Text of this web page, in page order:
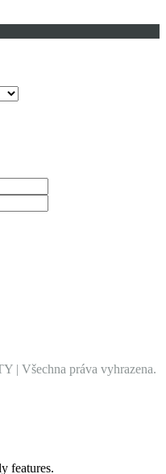
| Všechna práva vyhrazena.
features.